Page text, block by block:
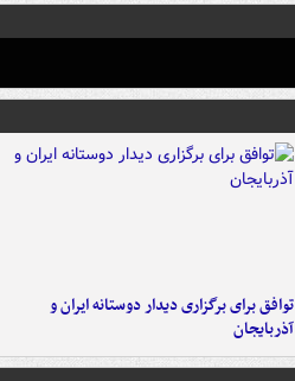
توافق برای برگزاری دیدار دوستانه ایران و
آذربایجان